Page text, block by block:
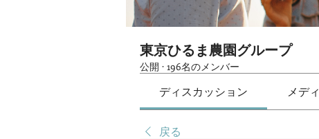
東京ひるま農園グループ
公開 · 196名のメンバー
ディスカッション メデ
戻る